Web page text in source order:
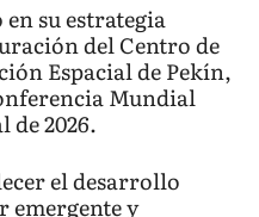
su estrategia
del Centro de
Espacial de Pekín,
Mundial
de 2026.
el desarrollo
emergente y